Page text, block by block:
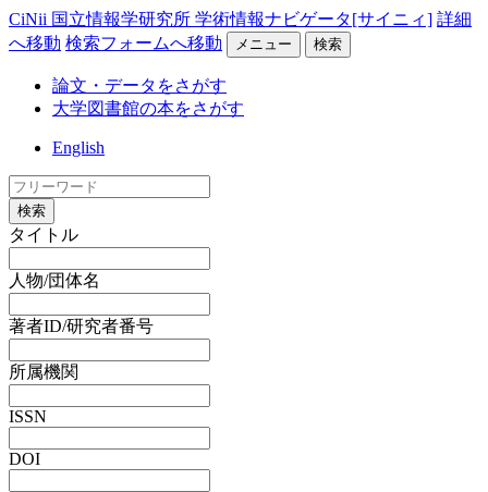
CiNii 国立情報学研究所 学術情報ナビゲータ[サイニィ] 詳細
へ移動 検索フォームへ移動 メニュー 検索
論文・データをさがす
大学図書館の本をさがす
English
検索
タイトル
人物/団体名
著者ID/研究者番号
所属機関
ISSN
DOI